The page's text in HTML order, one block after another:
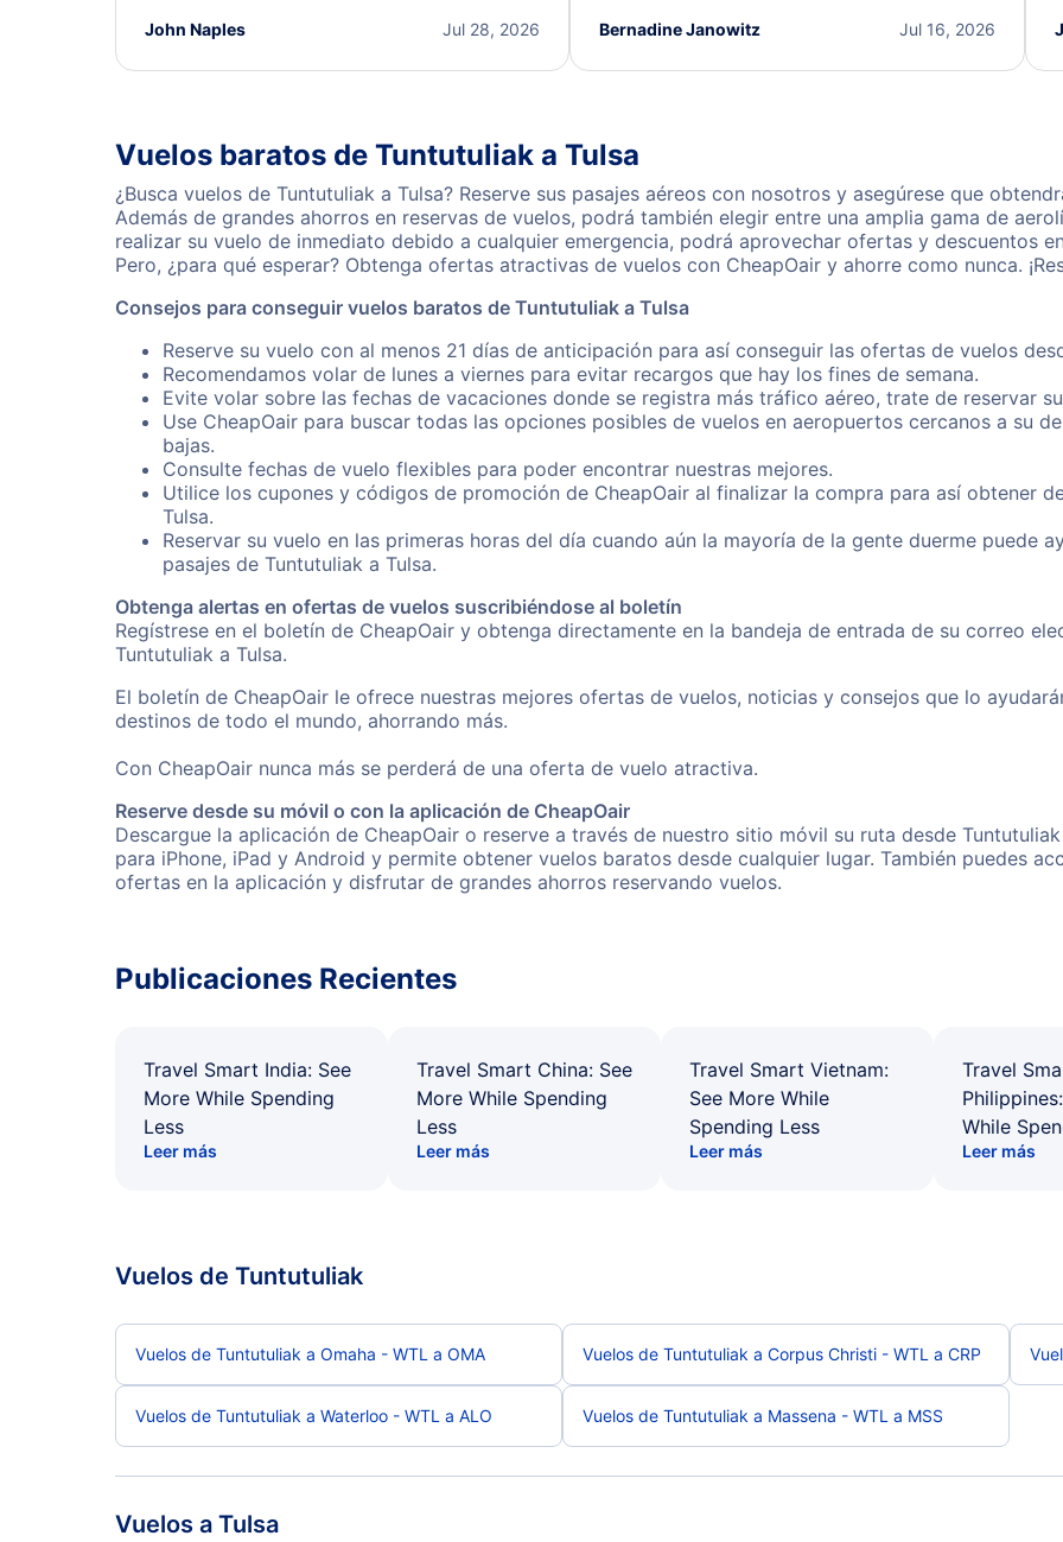
Jul 28, 2026
John Naples
I truly appreciate the excellent support andJul 16, 2026
Bernadine Janowitz
Vuelos baratos de Tuntutuliak a Tulsa
¿Busca vuelos de Tuntutuliak a Tulsa? Reserve sus pasajes aéreos con nosotros y asegúrese que
Además de grandes ahorros en reservas de vuelos, podrá también elegir entre una amplia gama de
realizar su vuelo de inmediato debido a cualquier emergencia, podrá aprovechar ofertas y descuentos
Pero, ¿para qué esperar? Obtenga ofertas atractivas de vuelos con CheapOair y ahorre como nunca.
Consejos para conseguir vuelos baratos de Tuntutuliak a Tulsa
Reserve su vuelo con al menos 21 días de anticipación para así conseguir las ofertas de vuelos
Recomendamos volar de lunes a viernes para evitar recargos que hay los fines de semana.
Evite volar sobre las fechas de vacaciones donde se registra más tráfico aéreo, trate de reservar
Use CheapOair para buscar todas las opciones posibles de vuelos en aeropuertos cercanos a su
bajas.
Consulte fechas de vuelo flexibles para poder encontrar nuestras mejores.
Utilice los cupones y códigos de promoción de CheapOair al finalizar la compra para así obtener
Tulsa.
Reservar su vuelo en las primeras horas del día cuando aún la mayoría de la gente duerme puede
pasajes de Tuntutuliak a Tulsa.
Obtenga alertas en ofertas de vuelos suscribiéndose al boletín
Regístrese en el boletín de CheapOair y obtenga directamente en la bandeja de entrada de su correo
Tuntutuliak a Tulsa.
El boletín de CheapOair le ofrece nuestras mejores ofertas de vuelos, noticias y consejos que lo
destinos de todo el mundo, ahorrando más.
Con CheapOair nunca más se perderá de una oferta de vuelo atractiva.
Reserve desde su móvil o con la aplicación de CheapOair
Descargue la aplicación de CheapOair o reserve a través de nuestro sitio móvil su ruta desde
para iPhone, iPad y Android y permite obtener vuelos baratos desde cualquier lugar. También puedes
ofertas en la aplicación y disfrutar de grandes ahorros reservando vuelos.
Publicaciones Recientes
Travel Smart India: See
More While Spending
Less
Leer más
Travel Smart China: See
More While Spending
Less
Leer más
Travel Smart Vietnam:
See More While
Spending Less
Leer más
Travel
While
Leer más
Vuelos de Tuntutuliak
Vuelos de Tuntutuliak a Omaha - WTL a OMA Vuelos de Tuntutuliak a Corpus Christi - WTL a CRP
Vuelos de Tuntutuliak a Waterloo - WTL a ALO Vuelos de Tuntutuliak a Massena - WTL a MSS
Vuelos a Tulsa